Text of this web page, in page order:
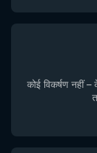
कोई विकर्षण नहीं